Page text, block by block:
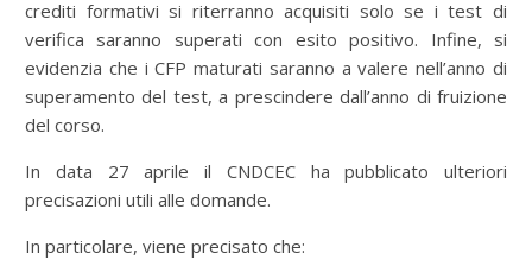
crediti formativi si riterranno acquisiti solo se i test di
verifica saranno superati con esito positivo. Infine, si
evidenzia che i CFP maturati saranno a valere nell’anno di
superamento del test, a prescindere dall’anno di fruizione
del corso.
In data 27 aprile il CNDCEC ha pubblicato ulteriori
precisazioni utili alle domande.
In particolare, viene precisato che: